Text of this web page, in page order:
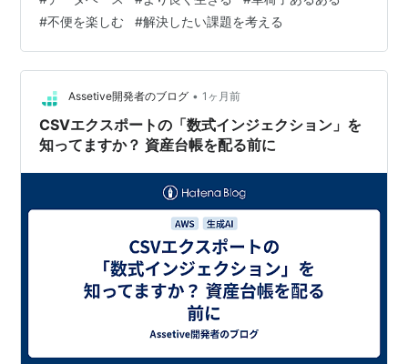
#不便を楽しむ #解決したい課題を考える
Assetive開発者のブログ • 1ヶ月前
CSVエクスポートの「数式インジェクション」を
知ってますか？ 資産台帳を配る前に